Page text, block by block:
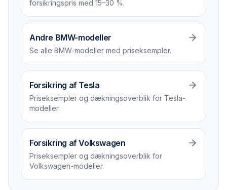
forsikrings­pris med 15–30 %.
Andre BMW-modeller
Se alle BMW-modeller med priseksempler.
Forsikring af Tesla
Priseksempler og dækningsoverblik for Tesla-
modeller.
Forsikring af Volkswagen
Priseksempler og dækningsoverblik for
Volkswagen-modeller.